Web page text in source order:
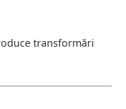
transformări